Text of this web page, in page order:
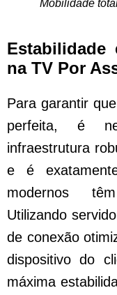
Mobilidade
Estabilidade
na TV Por
Para garantir
perfeita, é
infraestrutura
e é
modernos
Utilizando
de conexão
dispositivo do
máxima